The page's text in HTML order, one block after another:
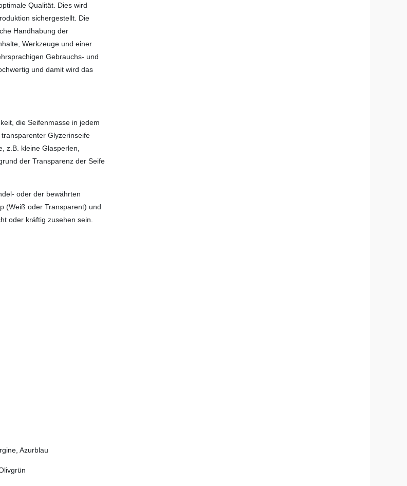
Qualität. Dies wird
sichergestellt. Die
Handhabung der
Werkzeuge und einer
Gebrauchs- und
und damit wird das
die Seifenmasse in jedem
Glyzerinseife
z.B. kleine Glasperlen,
der Transparenz der Seife
oder der bewährten
(Weiß oder Transparent) und
oder kräftig zusehen sein.
Azurblau